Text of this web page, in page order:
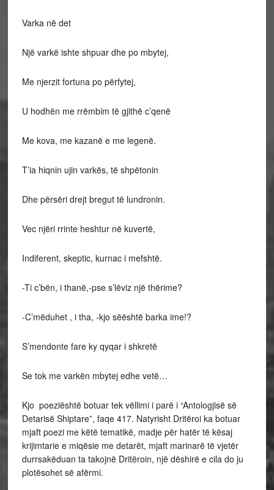
Varka në det
Një varkë ishte shpuar dhe po mbytej,
Me njerzit fortuna po përfytej,
U hodhën me rrëmbim të gjithë c’qenë
Me kova, me kazanë e me legenë.
T’ia hiqnin ujin varkës, të shpëtonin
Dhe përsëri drejt bregut të lundronin.
Vec njëri rrinte heshtur në kuvertë,
Indiferent, skeptic, kurnac i mefshtë.
-Ti c’bën, i thanë,-pse s’lëviz një thërime?
-C’mëduhet , i tha, -kjo sëështë barka ime!?
S’mendonte fare ky qyqar i shkretë
Se tok me varkën mbytej edhe vetë…
Kjo poeziështë botuar tek vëllimi i parë i “Antologjisë së
Detarisë Shiptare”, faqe 417. Natyrisht Dritëroi ka botuar
mjaft poezi me këtë tematikë, madje për hatër të kësaj
krijimtarie e miqësie me detarët, mjaft marinarë të vjetër
durrsakëduan ta takojnë Dritëroin, një dëshirë e cila do ju
plotësohet së afërmi.